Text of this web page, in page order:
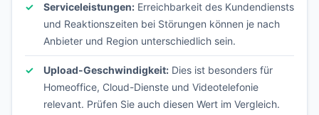
Serviceleistungen: Erreichbarkeit des Kundendiensts
und Reaktionszeiten bei Störungen können je nach
Anbieter und Region unterschiedlich sein.
Upload-Geschwindigkeit: Dies ist besonders für
Homeoffice, Cloud-Dienste und Videotelefonie
relevant. Prüfen Sie auch diesen Wert im Vergleich.